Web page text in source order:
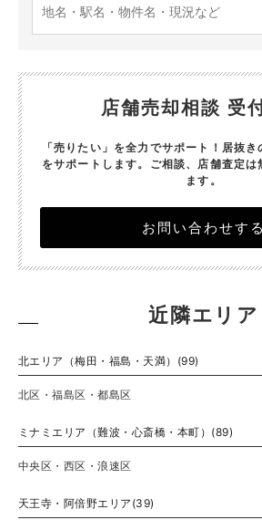
店舗売却相談 受
「売りたい」を全力でサポート！居抜
をサポートします。 ご相談、店舗査定は
ます。
お問い合わせする
近隣エリア
北エリア（梅田・福島・天満）(99)
北区・福島区・都島区
ミナミエリア（難波・心斎橋・本町）(89)
中央区・西区・浪速区
天王寺・阿倍野エリア(39)